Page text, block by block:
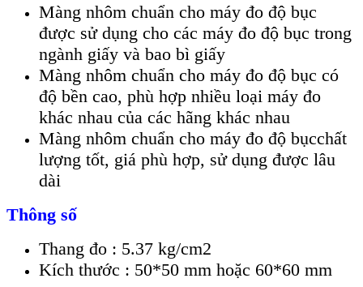
Màng nhôm chuẩn cho máy đo độ bục
được sử dụng cho các máy đo độ bục trong
ngành giấy và bao bì giấy
Màng nhôm chuẩn cho máy đo độ bục có
độ bền cao, phù hợp nhiều loại máy đo
khác nhau của các hãng khác nhau
Màng nhôm chuẩn cho máy đo độ bụcchất
lượng tốt, giá phù hợp, sử dụng được lâu
dài
Thông số
Thang đo : 5.37 kg/cm2
Kích thước : 50*50 mm hoặc 60*60 mm